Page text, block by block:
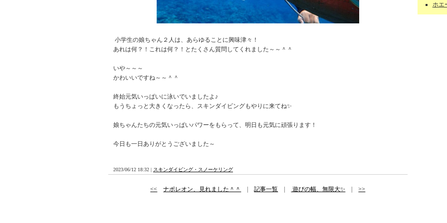
小学生の娘ちゃん２人は、あらゆることに興味津々！
あれは何？！これは何？！とたくさん質問してくれました～～＾＾
いや～～～
かわいいですね～～＾＾
終始元気いっぱいに泳いでいましたよ♪
もうちょっと大きくなったら、スキンダイビングもやりに来てね✨
娘ちゃんたちの元気いっぱいパワーをもらって、明日も元気に頑張ります！
今日も一日ありがとうございました～
2023/06/12 18:32 | スキンダイビング・スノーケリング
<< ナポレオン、見れました＾＾ |記事一覧 | 遊びの幅、無限大✨ |>>
ホエ